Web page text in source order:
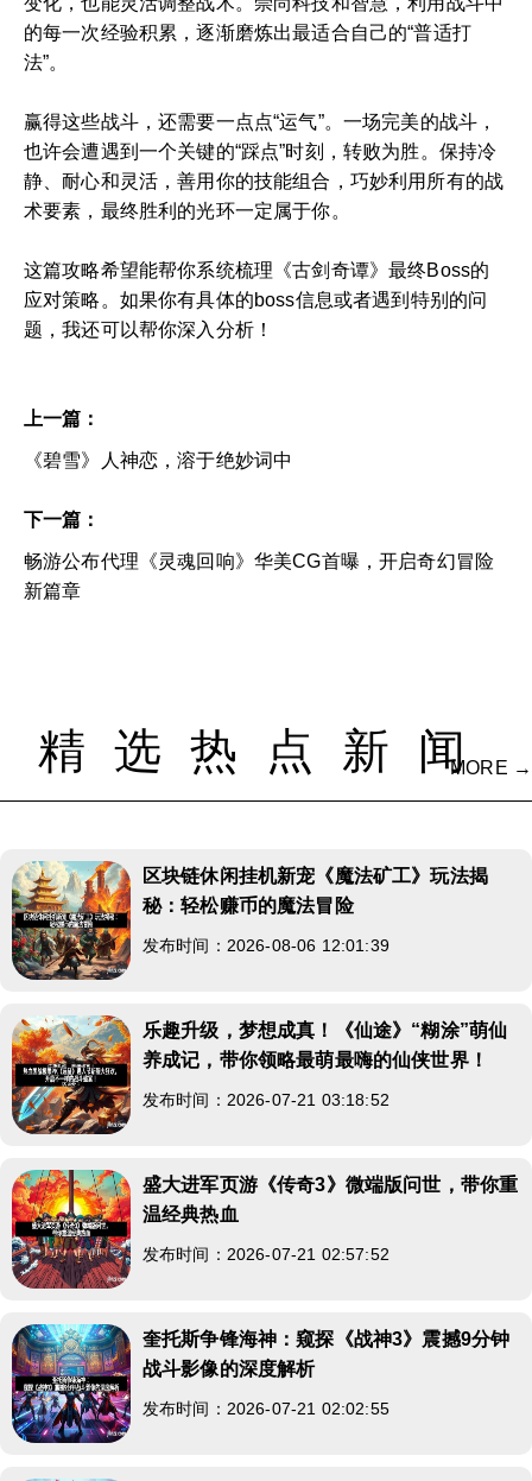
的每一次经验积累，逐渐磨炼出最适合自己的“普适打
法”。
赢得这些战斗，还需要一点点“运气”。一场完美的战斗，
也许会遭遇到一个关键的“踩点”时刻，转败为胜。保持冷
静、耐心和灵活，善用你的技能组合，巧妙利用所有的战
术要素，最终胜利的光环一定属于你。
这篇攻略希望能帮你系统梳理《古剑奇谭》最终Boss的
应对策略。如果你有具体的boss信息或者遇到特别的问
题，我还可以帮你深入分析！
上一篇：
《碧雪》人神恋，溶于绝妙词中
下一篇：
畅游公布代理《灵魂回响》华美CG首曝，开启奇幻冒险
新篇章
精选热点新闻
MORE →
区块链休闲挂机新宠《魔法矿工》玩法揭
秘：轻松赚币的魔法冒险
发布时间：2026-08-06 12:01:39
乐趣升级，梦想成真！《仙途》“糊涂”萌仙
养成记，带你领略最萌最嗨的仙侠世界！
发布时间：2026-07-21 03:18:52
盛大进军页游《传奇3》微端版问世，带你重
温经典热血
发布时间：2026-07-21 02:57:52
奎托斯争锋海神：窥探《战神3》震撼9分钟
战斗影像的深度解析
发布时间：2026-07-21 02:02:55